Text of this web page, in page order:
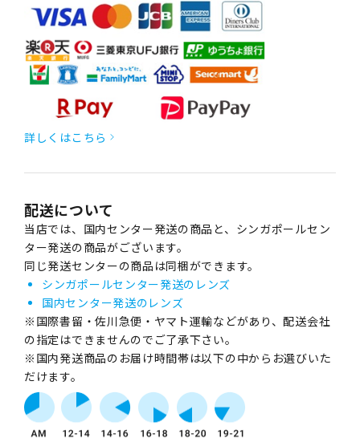
詳しくはこちら
配送について
当店では、国内センター発送の商品と、シンガポールセン
ター発送の商品がございます。
同じ発送センターの商品は同梱ができます。
シンガポールセンター発送のレンズ
国内センター発送のレンズ
※国際書留・佐川急便・ヤマト運輸などがあり、配送会社
の指定はできませんのでご了承下さい。
※国内発送商品のお届け時間帯は以下の中からお選びいた
だけます。